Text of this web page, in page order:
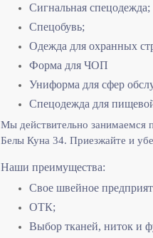
Сигнальная спецодежда;
Спецобувь;
Одежда для охранных
Форма для ЧОП
Униформа для сфер
Спецодежда для
Мы действительно занимаемся
Белы Куна 34. Приезжайте и
Наши преимущества:
Свое швейное
ОТК;
Выбор тканей, ниток и